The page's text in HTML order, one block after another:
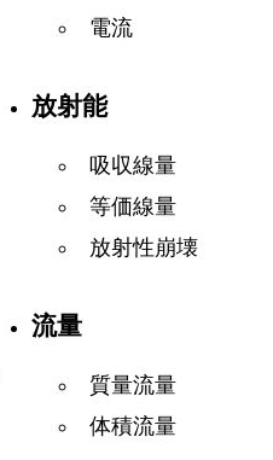
電流
放射能
吸収線量
等価線量
放射性崩壊
流量
質量流量
体積流量